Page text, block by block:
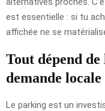
est essentielle : si tu
affichée ne se
Tout dépend de
demande locale
Le parking est un